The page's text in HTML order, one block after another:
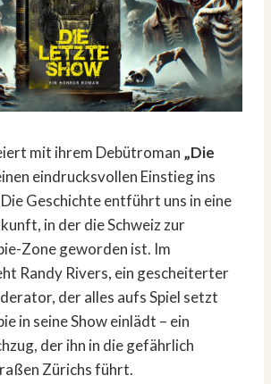
mit ihrem Debütroman „Die
eindrucksvollen Einstieg ins
Geschichte entführt uns in eine
in der die Schweiz zur
Zone geworden ist. Im
Randy Rivers, ein gescheiterter
der alles aufs Spiel setzt
in seine Show einlädt – ein
der ihn in die gefährlich
Zürichs führt.